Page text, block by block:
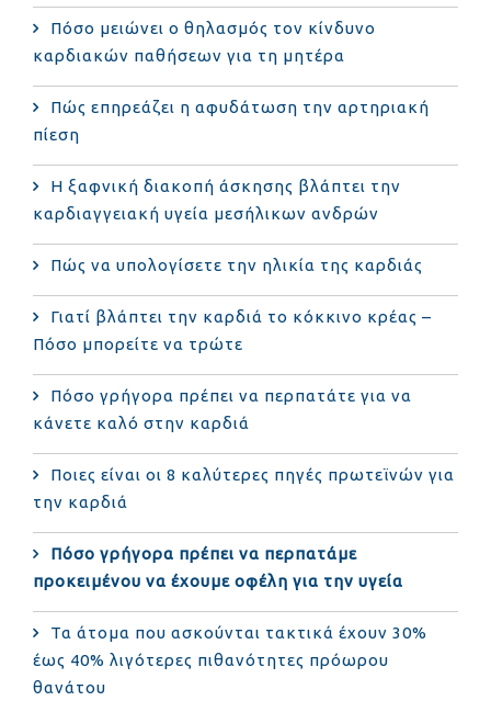
Πόσο μειώνει ο θηλασμός τον κίνδυνο
καρδιακών παθήσεων για τη μητέρα
Πώς επηρεάζει η αφυδάτωση την αρτηριακή
πίεση
Η ξαφνική διακοπή άσκησης βλάπτει την
καρδιαγγειακή υγεία μεσήλικων ανδρών
Πώς να υπολογίσετε την ηλικία της καρδιάς
Γιατί βλάπτει την καρδιά το κόκκινο κρέας –
Πόσο μπορείτε να τρώτε
Πόσο γρήγορα πρέπει να περπατάτε για να
κάνετε καλό στην καρδιά
Ποιες είναι οι 8 καλύτερες πηγές πρωτεϊνών για
την καρδιά
Πόσο γρήγορα πρέπει να περπατάμε
προκειμένου να έχουμε οφέλη για την υγεία
Τα άτομα που ασκούνται τακτικά έχουν 30%
έως 40% λιγότερες πιθανότητες πρόωρου
θανάτου